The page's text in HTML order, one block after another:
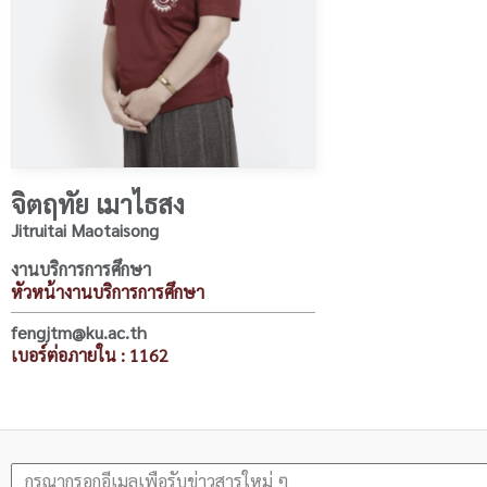
จิตฤทัย เมาไธสง
Jitruitai Maotaisong
งานบริการการศึกษา
หัวหน้างานบริการการศึกษา
fengjtm@ku.ac.th
เบอร์ต่อภายใน : 1162